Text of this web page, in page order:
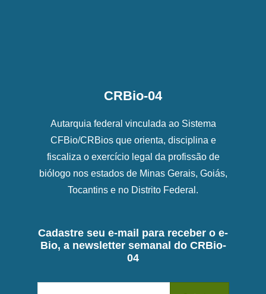
CRBio-04
Autarquia federal vinculada ao Sistema
CFBio/CRBios que orienta, disciplina e
fiscaliza o exercício legal da profissão de
biólogo nos estados de Minas Gerais, Goiás,
Tocantins e no Distrito Federal.
Cadastre seu e-mail para receber o e-
Bio, a newsletter semanal do CRBio-
04